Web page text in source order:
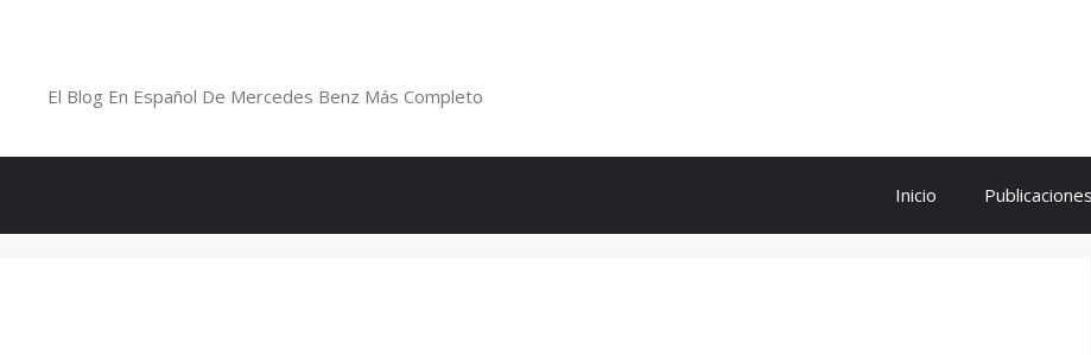
El Blog En Español De Mercedes Benz Más Completo
Inicio Publicaciones